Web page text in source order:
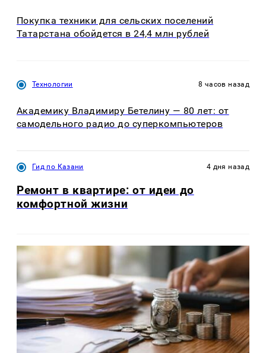
Покупка техники для сельских поселений
Татарстана обойдется в 24,4 млн рублей
Технологии 8 часов назад
Академику Владимиру Бетелину — 80 лет: от
самодельного радио до суперкомпьютеров
Гид по Казани 4 дня назад
Ремонт в квартире: от идеи до
комфортной жизни